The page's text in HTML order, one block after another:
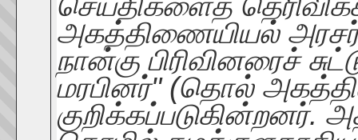
அகத்திணையியல்
நான்கு பிரிவினரைச்
மரபினர்" (தொல்
குறிக்கப்படுகின்றனர்.